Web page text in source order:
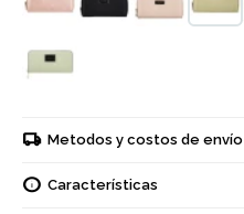
Metodos y costos de envío
Características